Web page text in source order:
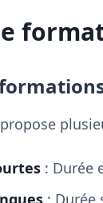
: Durée
: Durée